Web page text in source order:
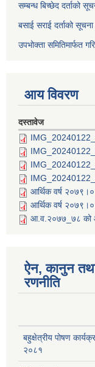
सम्बन्ध बिच्छेद दर्ताको
बसाई सराई दर्ताको सूचना
उपभोक्ता समितिमार्फत
आय विवरण
दस्तावेज
आर्थिक वर्ष
आर्थिक वर्ष
आ.व.२०७७_७८ को
ऐन, कानुन तथा
रणनीति
बहुक्षेत्रीय पोषण
२०८१